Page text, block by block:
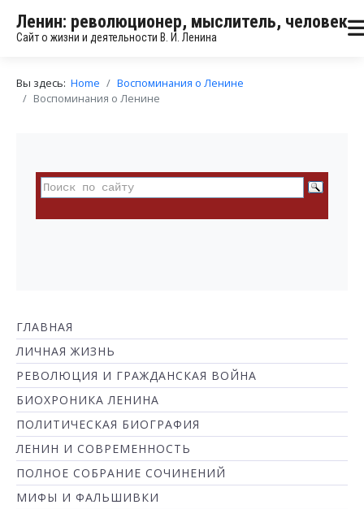
Ленин: революционер, мыслитель, человек
Сайт о жизни и деятельности В. И. Ленина
Вы здесь: Home
Воспоминания о Ленине
Воспоминания о Ленине
ГЛАВНАЯ
ЛИЧНАЯ ЖИЗНЬ
РЕВОЛЮЦИЯ И ГРАЖДАНСКАЯ ВОЙНА
БИОХРОНИКА ЛЕНИНА
ПОЛИТИЧЕСКАЯ БИОГРАФИЯ
ЛЕНИН И СОВРЕМЕННОСТЬ
ПОЛНОЕ СОБРАНИЕ СОЧИНЕНИЙ
МИФЫ И ФАЛЬШИВКИ